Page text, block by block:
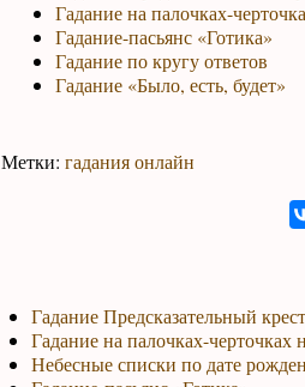
Гадание на палочках-
Гадание-пасьянс «Готика»
Гадание по кругу ответов
Гадание «Было, есть, будет»
Метки: гадания онлайн
Гадание Предсказательный крест
Гадание на палочках-черточках
Небесные списки по дате